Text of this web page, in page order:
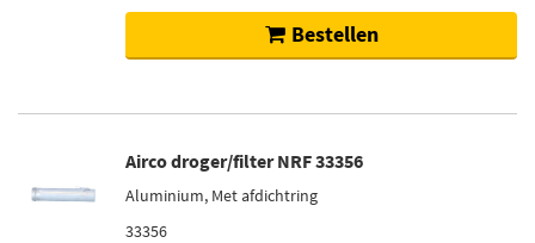
Bestellen
Airco droger/filter NRF 33356
Aluminium, Met afdichtring
33356